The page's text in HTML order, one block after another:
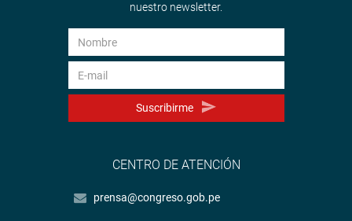
nuestro newsletter.
Suscribirme
CENTRO DE ATENCIÓN
prensa@congreso.gob.pe